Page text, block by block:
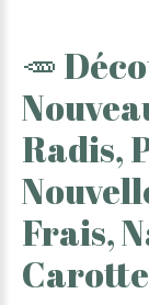
🥕
Radis,
Frais,